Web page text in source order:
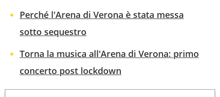
Perché l'Arena di Verona è stata messa
sotto sequestro
Torna la musica all'Arena di Verona: primo
concerto post lockdown